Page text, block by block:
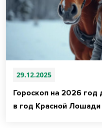
29.12.2025
Гороскоп на 2026 год
в год Красной Лошади